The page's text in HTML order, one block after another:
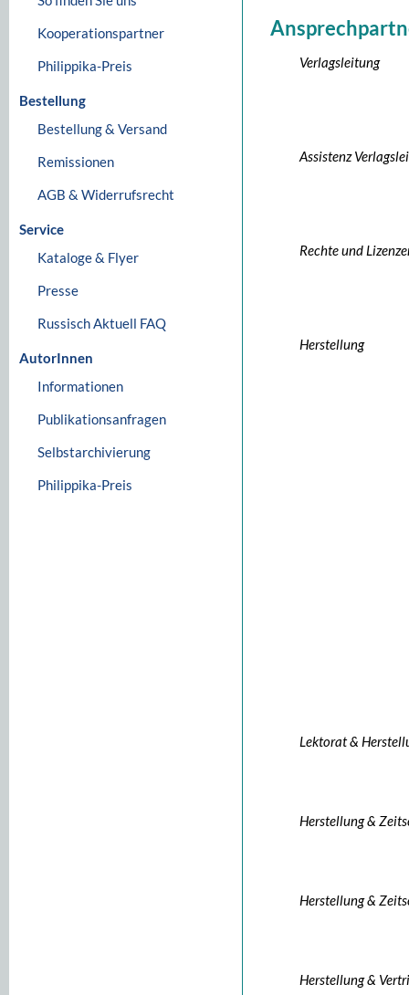
Kooperationspartner
Philippika-Preis
Bestellung
Bestellung & Versand
Remissionen
AGB & Widerrufsrecht
Service
Kataloge & Flyer
Presse
Russisch Aktuell FAQ
AutorInnen
Informationen
Publikationsanfragen
Selbstarchivierung
Philippika-Preis
Verlagsleitung
Assistenz
Rechte und
Herstellung
Lektorat &
Herstellung &
Herstellung &
Herstellung &